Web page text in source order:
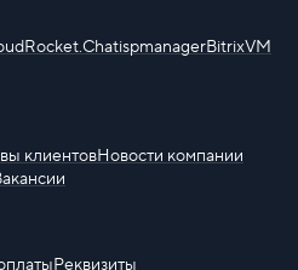
Rocket.ChatispmanagerBitrixVM
клиентовНовости компании
Реквизиты